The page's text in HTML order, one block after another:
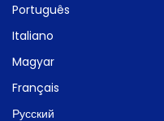
Português
Italiano
Magyar
Français
Русский